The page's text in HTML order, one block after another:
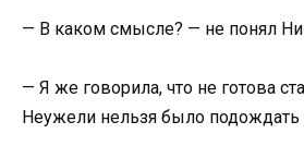
— В каком смысле? — не понял
— Я же говорила, что не готова
Неужели нельзя было подождать